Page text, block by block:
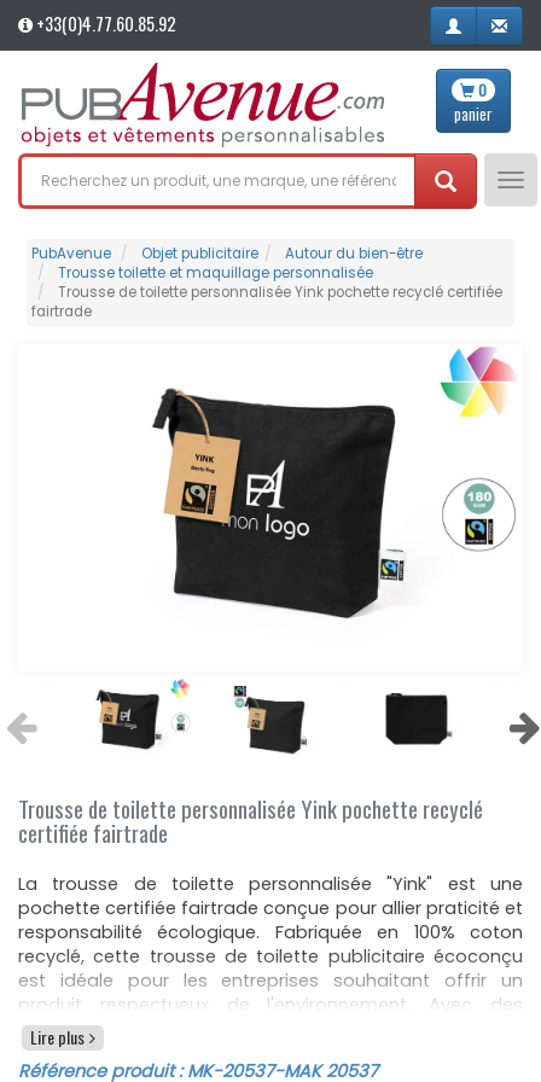
+33(0)4.77.60.85.92
0
panier
PubAvenue Objet publicitaire
Autour du bien-être
Trousse toilette et maquillage personnalisée
Trousse de toilette personnalisée Yink pochette recyclé certifiée
fairtrade
Trousse de toilette personnalisée Yink pochette recyclé
certifiée fairtrade
La trousse de toilette personnalisée "Yink" est une
pochette certifiée fairtrade conçue pour allier praticité et
responsabilité écologique. Fabriquée en 100% coton
recyclé, cette trousse de toilette publicitaire écoconçu
est idéale pour les entreprises souhaitant offrir un
produit respectueux de l'environnement. Avec des
dimensions de 23 cm de longueur, 17 cm de hauteur et 6
cm de largeur, elle offre un espace suffisant pour ranger
Lire plus
Référence produit :MK-20537-MAK 20537